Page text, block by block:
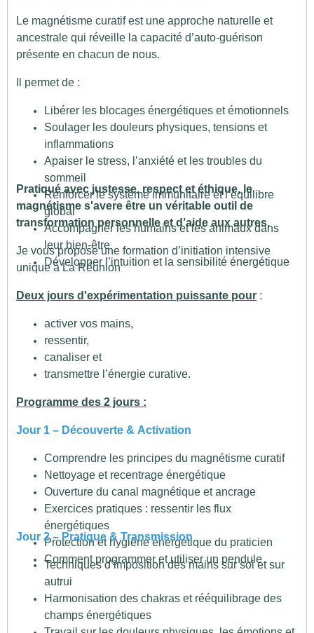
Le magnétisme curatif est une approche naturelle et
ancestrale qui réveille la capacité d’auto-guérison
présente en chacun de nous.
Il permet de :
Libérer les blocages énergétiques et émotionnels
Soulager les douleurs physiques, tensions et
inflammations
Apaiser le stress, l’anxiété et les troubles du
sommeil
Renforcer le système immunitaire et l’équilibre
global
Accompagner les humains et les animaux dans
leur bien-être
Développer l’intuition et la sensibilité énergétique
Pratiqué avec justesse, respect et éthique, le
magnétisme s'avere être un véritable outil de
transformation personnelle et d’aide aux autres.
Je vous propose une formation d’initiation intensive
unique à La Réunion
Deux jours d'expérimentation puissante pour :
activer vos mains,
ressentir,
canaliser et
transmettre l’énergie curative.
Programme des 2 jours :
Jour 1 – Découverte & Activation
Comprendre les principes du magnétisme curatif
Nettoyage et recentrage énergétique
Ouverture du canal magnétique et ancrage
Exercices pratiques : ressentir les flux
énergétiques
Protection et hygiène énergétique du praticien
Comment programmer et utiliser un pendule
Jour 2 – Pratique & Transmission
Techniques d’imposition des mains sur soi et sur
autrui
Harmonisation des chakras et rééquilibrage des
champs énergétiques